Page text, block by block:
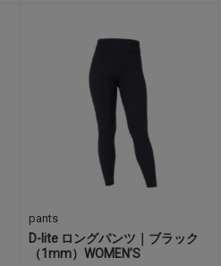
pants
D-lite ロングパンツ｜ブラック
（1mm）WOMEN’S